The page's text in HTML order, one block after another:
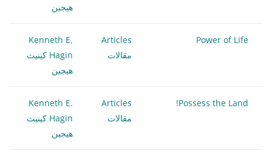
هيجين
Power of Life
Articles
مقالات
Kenneth E.
Hagin كينيث
هيجين
Possess the Land!
Articles
مقالات
Kenneth E.
Hagin كينيث
هيجين